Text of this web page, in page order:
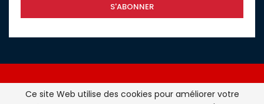
Ce site Web utilise des cookies pour améliorer votre